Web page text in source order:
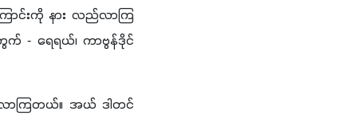
ာင်းကို နား လည်လာကြ
က် - ရေရယ်၊ ကာဗွန်ဒိုင်
ာကြတယ်။ အယ် ဒါတင်